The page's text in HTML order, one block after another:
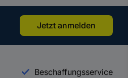
Jetzt anmelden
Beschaffungsservice